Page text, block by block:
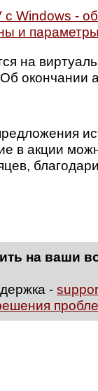
Windows -
и
на
окончании
в акции
на ваши
-